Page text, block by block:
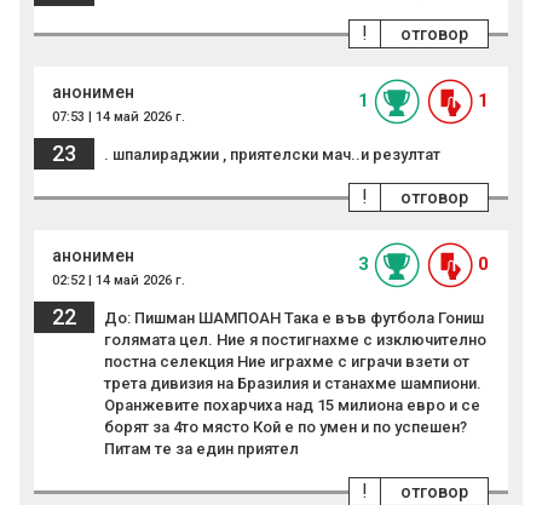
отговор
!
анонимен
07:53 | 14 май 2026 г.
1 1
23 . шпалираджии , приятелски мач..и резултат
отговор
!
анонимен
02:52 | 14 май 2026 г.
3 0
22
До: Пишман ШАМПОАН Така е във футбола Гониш
голямата цел. Ние я постигнахме с изключително
постна селекция Ние играхме с играчи взети от
трета дивизия на Бразилия и станахме шампиони.
Оранжевите похарчиха над 15 милиона евро и се
борят за 4то място Кой е по умен и по успешен?
Питам те за един приятел
отговор
!